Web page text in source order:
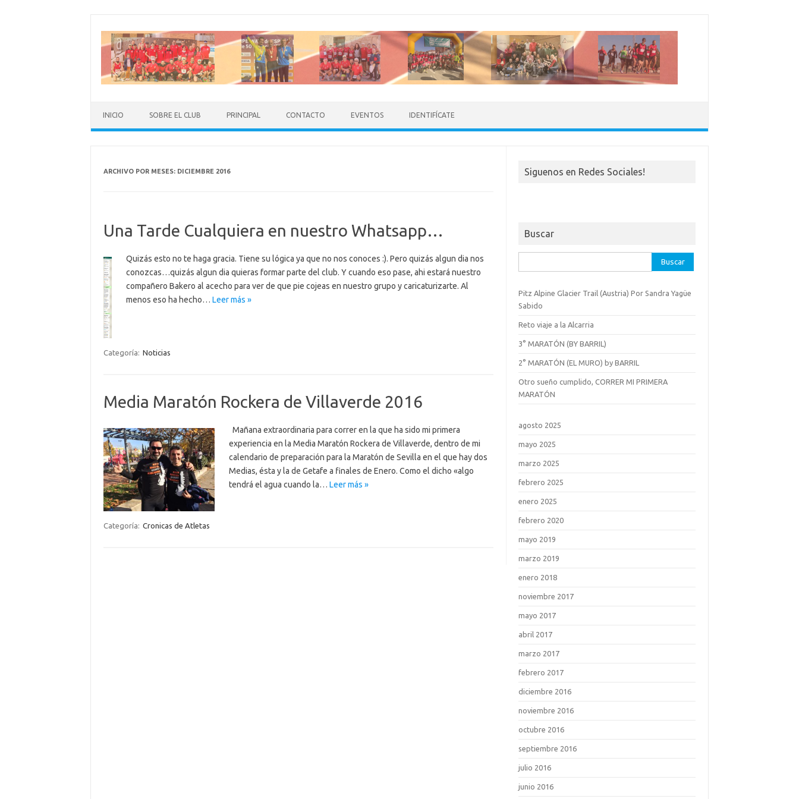
INICIO SOBRE EL CLUB PRINCIPAL CONTACTO EVENTOS IDENTIFÍCATE
ARCHIVO POR MESES: DICIEMBRE 2016
Una Tarde Cualquiera en nuestro Whatsapp…
Quizás esto no te haga gracia. Tiene su lógica ya que no nos conoces :). Pero quizás algun dia nos
conozcas…quizás algun dia quieras formar parte del club. Y cuando eso pase, ahi estará nuestro
compañero Bakero al acecho para ver de que pie cojeas en nuestro grupo y caricaturizarte. Al
menos eso ha hecho… Leer más »
Categoría: Noticias
Media Maratón Rockera de Villaverde 2016
Mañana extraordinaria para correr en la que ha sido mi primera
experiencia en la Media Maratón Rockera de Villaverde, dentro de mi
calendario de preparación para la Maratón de Sevilla en el que hay dos
Medias, ésta y la de Getafe a finales de Enero. Como el dicho «algo
tendrá el agua cuando la… Leer más »
Categoría: Cronicas de Atletas
Siguenos en Redes Sociales!
Buscar
Pitz Alpine Glacier Trail (Austria) Por Sandra Yagüe
Sabido
Reto viaje a la Alcarria
3° MARATÓN (BY BARRIL)
2° MARATÓN (EL MURO) by BARRIL
Otro sueño cumplido, CORRER MI PRIMERA
MARATÓN
agosto 2025
mayo 2025
marzo 2025
febrero 2025
enero 2025
febrero 2020
mayo 2019
marzo 2019
enero 2018
noviembre 2017
mayo 2017
abril 2017
marzo 2017
febrero 2017
diciembre 2016
noviembre 2016
octubre 2016
septiembre 2016
julio 2016
junio 2016